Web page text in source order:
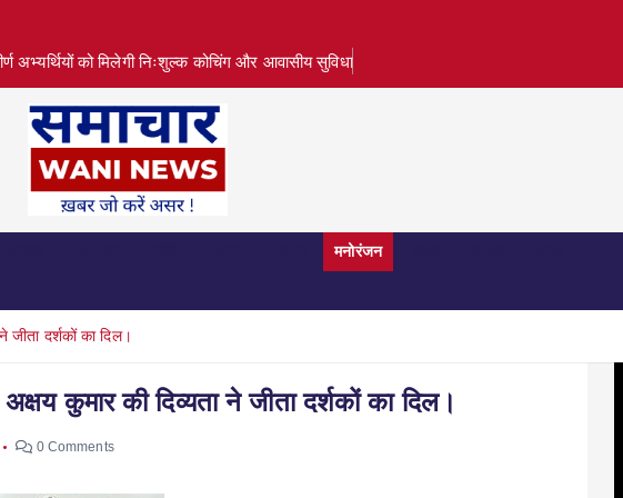
अभ्यर्थियों को मिलेगी निःशुल्क कोचिंग और आवासीय सुविधा
मनोरंजन
दर्शकों का दिल।
कुमार की दिव्यता ने जीता दर्शकों का दिल।
0 Comments